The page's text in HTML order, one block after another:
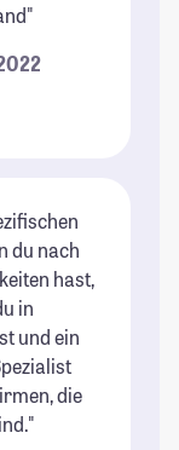
du nach
hast,
in
und ein
die